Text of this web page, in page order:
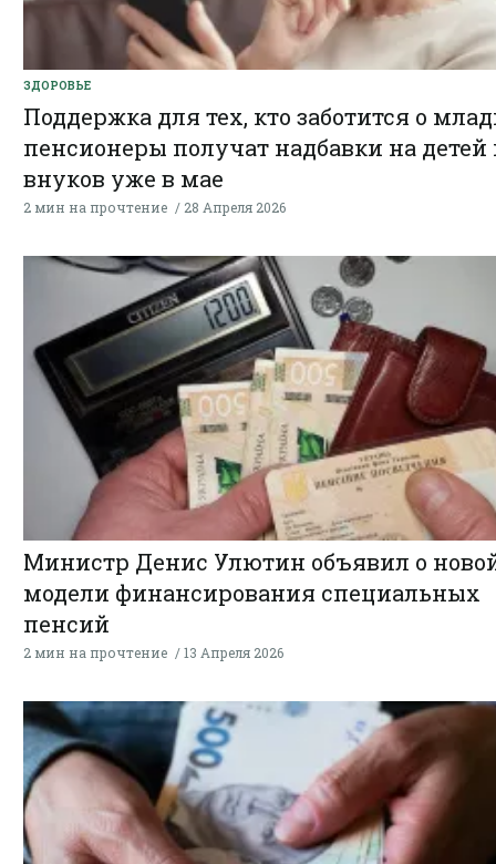
ЗДОРОВЬЕ
Поддержка для тех, кто заботится о
пенсионеры получат надбавки на детей
внуков уже в мае
2 мин на прочтение 28 Апреля 2026
Министр Денис Улютин объявил о
модели финансирования специальных
пенсий
2 мин на прочтение 13 Апреля 2026